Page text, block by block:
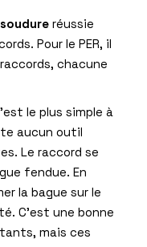
réussie
Pour le PER, il
chacune
le plus simple à
aucun outil
Le raccord se
fendue. En
la bague sur le
C’est une bonne
mais ces